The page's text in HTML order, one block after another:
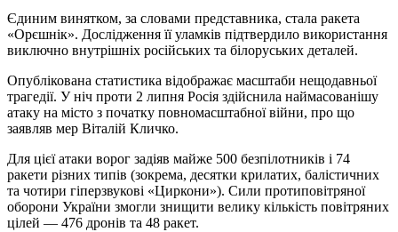
Єдиним винятком, за словами представника, стала ракета
«Орєшнік». Дослідження її уламків підтвердило використання
виключно внутрішніх російських та білоруських деталей.
Опублікована статистика відображає масштаби нещодавньої
трагедії. У ніч проти 2 липня Росія здійснила наймасованішу
атаку на місто з початку повномасштабної війни, про що
заявляв мер Віталій Кличко.
Для цієї атаки ворог задіяв майже 500 безпілотників і 74
ракети різних типів (зокрема, десятки крилатих, балістичних
та чотири гіперзвукові «Циркони»). Сили протиповітряної
оборони України змогли знищити велику кількість повітряних
цілей — 476 дронів та 48 ракет.